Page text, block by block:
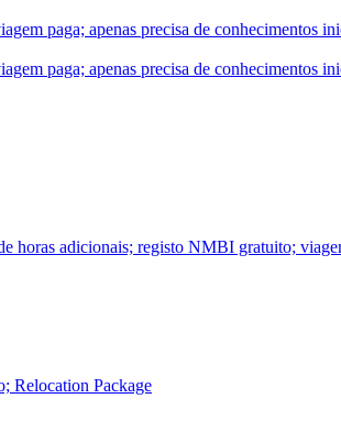
paga; apenas precisa de conhecimentos
paga; apenas precisa de conhecimentos
horas adicionais; registo NMBI gratuito;
Relocation Package